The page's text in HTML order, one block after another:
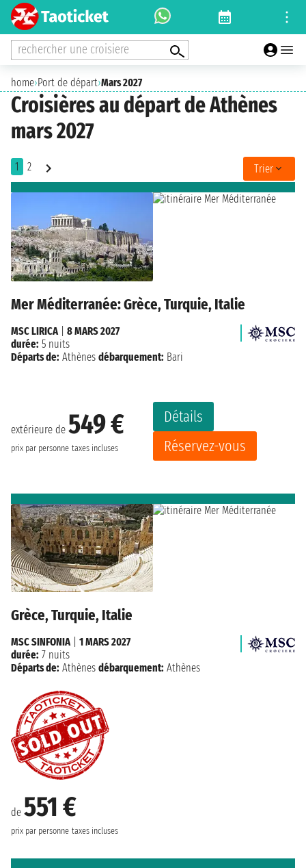
rechercher une croisiere
home›Port de départ›Mars 2027
Croisières au départ de Athènes
mars 2027
1 2 Trier
Mer Méditerranée: Grèce, Turquie, Italie
extérieure de 549 €
prix par personne taxes incluses
Détails
Réservez-vous
MSC LIRICA
8 MARS 2027
durée: 5 nuits
Départs de: Athènes débarquement: Bari
Grèce, Turquie, Italie
de 551 €
prix par personne taxes incluses
MSC SINFONIA| 1 MARS 2027
durée: 7 nuits
Départs de: Athènes débarquement: Athènes